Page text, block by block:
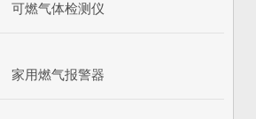
可燃气体检测仪
家用燃气报警器